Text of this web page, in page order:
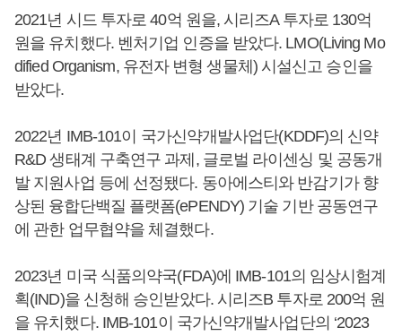
2021년 시드 투자로 40억 원을, 시리즈A 투자로 130억
원을 유치했다. 벤처기업 인증을 받았다. LMO(Living Mo
dified Organism, 유전자 변형 생물체) 시설신고 승인을
받았다.
2022년 IMB-101이 국가신약개발사업단(KDDF)의 신약
R&D 생태계 구축연구 과제, 글로벌 라이센싱 및 공동개
발 지원사업 등에 선정됐다. 동아에스티와 반감기가 향
상된 융합단백질 플랫폼(ePENDY) 기술 기반 공동연구
에 관한 업무협약을 체결했다.
2023년 미국 식품의약국(FDA)에 IMB-101의 임상시험계
획(IND)을 신청해 승인받았다. 시리즈B 투자로 200억 원
을 유치했다. IMB-101이 국가신약개발사업단의 ‘2023